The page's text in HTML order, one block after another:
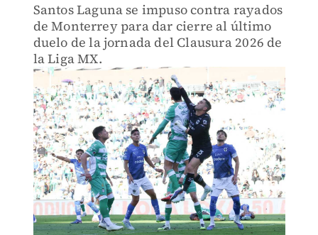
Santos Laguna se impuso contra rayados
de Monterrey para dar cierre al último
duelo de la jornada del Clausura 2026 de
la Liga MX.